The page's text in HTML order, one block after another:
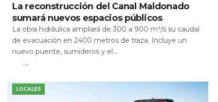
La reconstrucción del Canal Maldonado
sumará nuevos espacios públicos
La obra hidráulica ampliará de 300 a 900 m³/s su caudal
de evacuación en 2400 metros de traza. Incluye un
nuevo puente, sumideros y el...
Leer Más
LOCALES